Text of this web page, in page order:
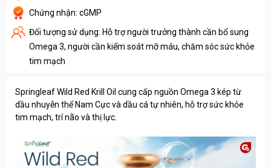
Chứng nhận: cGMP
Đối tượng sử dụng: Hỗ trợ người trưởng thành cần bổ sung
Omega 3, người cần kiểm soát mỡ máu, chăm sóc sức khỏe
tim mạch
Springleaf Wild Red Krill Oil cung cấp nguồn Omega 3 kép từ
dầu nhuyễn thể Nam Cực và dầu cá tự nhiên, hỗ trợ sức khỏe
tim mạch, trí não và thị lực.